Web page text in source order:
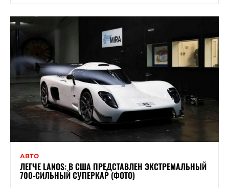
АВТО
ЛЕГЧЕ LANOS: В США ПРЕДСТАВЛЕН ЭКСТРЕМАЛЬНЫЙ
700-СИЛЬНЫЙ СУПЕРКАР (ФОТО)